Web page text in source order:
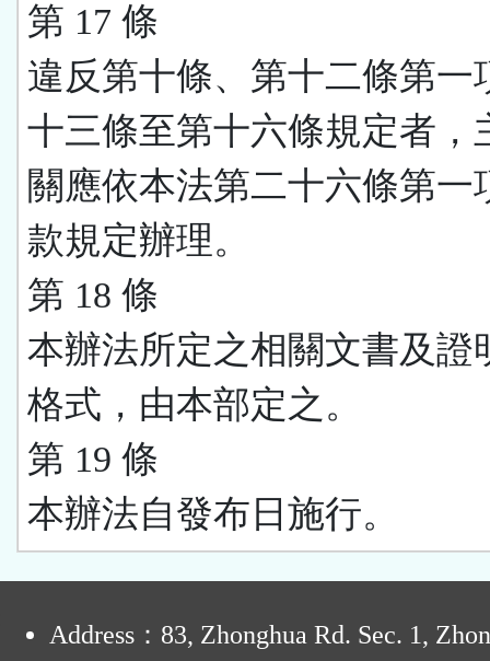
第 17 條
違反第十條、第十二條第一
十三條至第十六條規定者，
關應依本法第二十六條第一
款規定辦理。
第 18 條
本辦法所定之相關文書及證
格式，由本部定之。
第 19 條
本辦法自發布日施行。
Address：83, Zhonghua Rd. Sec. 1,